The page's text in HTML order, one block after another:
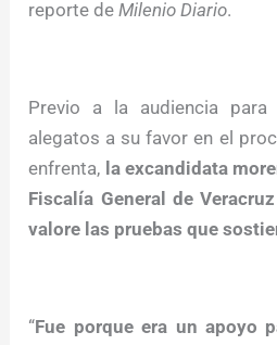
reporte deMilenio Diario.
Previo a la audiencia para
alegatos a su favor en el
enfrenta, la excandidata
Fiscalía General de
valore las pruebas que
“Fue porque era un apoyo